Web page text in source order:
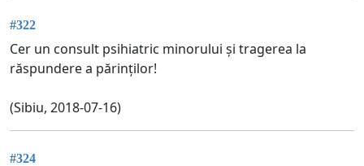
#322
Cer un consult psihiatric minorului și tragerea la
răspundere a părinților!
(Sibiu, 2018-07-16)
#324